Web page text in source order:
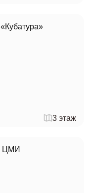
3 этаж